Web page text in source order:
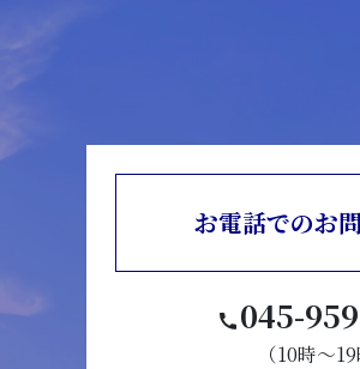
お電話でのお
045-
（10時～19